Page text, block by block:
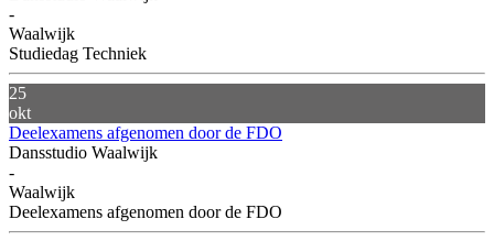
-
Waalwijk
Studiedag Techniek
25
okt
Deelexamens afgenomen door de FDO
Dansstudio Waalwijk
-
Waalwijk
Deelexamens afgenomen door de FDO